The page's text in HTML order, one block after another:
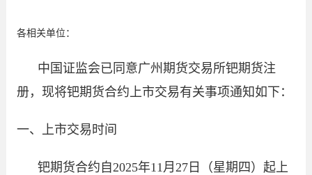
各相关单位：
中国证监会已同意广州期货交易所钯期货注
册，现将钯期货合约上市交易有关事项通知如下：
一、上市交易时间
钯期货合约自2025年11月27日（星期四）起上